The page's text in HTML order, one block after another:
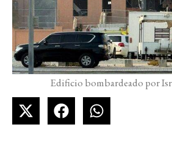
Edificio bombardeado por